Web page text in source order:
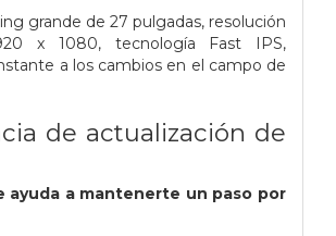
grande de 27 pulgadas, resolución
x 1080, tecnología Fast IPS,
a los cambios en el campo de
de actualización de
ayuda a mantenerte un paso por